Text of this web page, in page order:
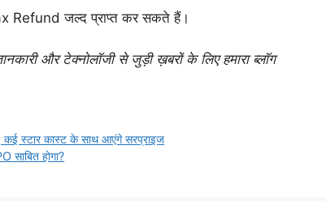
Refund जल्द प्राप्त कर सकते हैं।
और टेक्नोलॉजी से जुड़ी ख़बरों के लिए हमारा ब्लॉग
स्टार कास्ट के साथ आएंगे सरप्राइज
होगा?